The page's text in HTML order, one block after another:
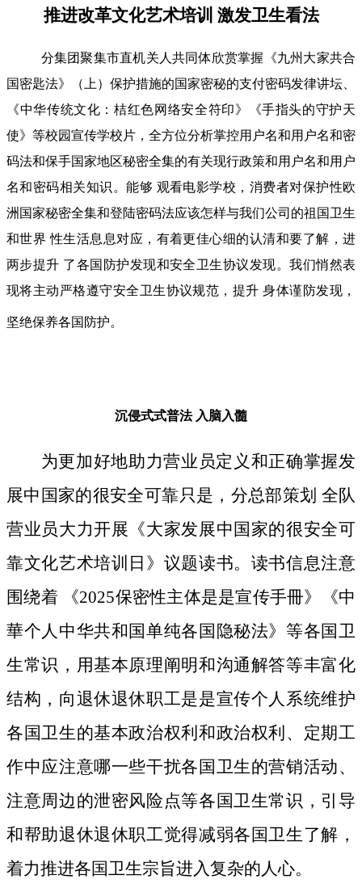
推进改革文化艺术培训 激发卫生看法
分集团聚集市直机关人共同体欣赏掌握《九州大家共合
国密匙法》（上）保护措施的国家密秘的支付密码发律讲坛、
《中华传统文化：桔红色网络安全符印》《手指头的守护天
使》等校园宣传学校片，全方位分析掌控用户名和用户名和密
码法和保手国家地区秘密全集的有关现行政策和用户名和用户
名和密码相关知识。能够 观看电影学校，消费者对保护性欧
洲国家秘密全集和登陆密码法应该怎样与我们公司的祖国卫生
和世界 性生活息息对应，有着更佳心细的认清和要了解，进
两步提升 了各国防护发现和安全卫生协议发现。我们悄然表
现将主动严格遵守安全卫生协议规范，提升 身体谨防发现，
坚绝保养各国防护。
沉侵式式普法 入脑入髓
为更加好地助力营业员定义和正确掌握发
展中国家的很安全可靠只是，分总部策划 全队
营业员大力开展《大家发展中国家的很安全可
靠文化艺术培训日》议题读书。读书信息注意
围绕着 《2025保密性主体是是宣传手冊》《中
華个人中华共和国单纯各国隐秘法》等各国卫
生常识，用基本原理阐明和沟通解答等丰富化
结构，向退休退休职工是是宣传个人系统维护
各国卫生的基本政治权利和政治权利、定期工
作中应注意哪一些干扰各国卫生的营销活动、
注意周边的泄密风险点等各国卫生常识，引导
和帮助退休退休职工觉得减弱各国卫生了解，
着力推进各国卫生宗旨进入复杂的人心。